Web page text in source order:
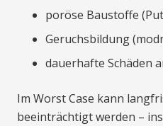
poröse Baustoffe
Geruchsbildung
dauerhafte Schäden
Im Worst Case kann
beeinträchtigt werden –